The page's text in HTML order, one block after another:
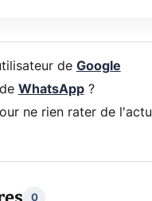
de Google
WhatsApp?
ne rien rater de l'actu
0